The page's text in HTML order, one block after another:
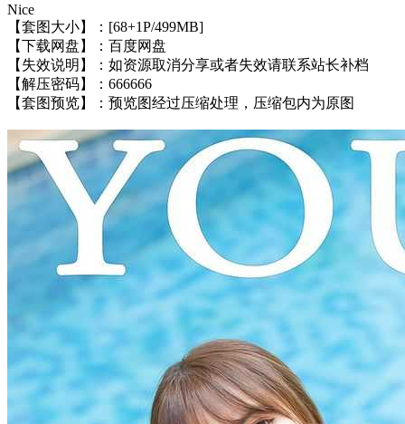
Nice
【套图大小】：[68+1P/499MB]
【下载网盘】：百度网盘
【失效说明】：如资源取消分享或者失效请联系站长补档
【解压密码】：666666
【套图预览】：预览图经过压缩处理，压缩包内为原图